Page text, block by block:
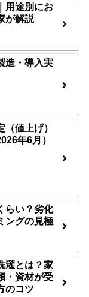
用途別にお
が解説
造・導入実
（値上げ）
年6月）
らい？劣化
ングの見極
濯とは？家
・資材が受
のコツ